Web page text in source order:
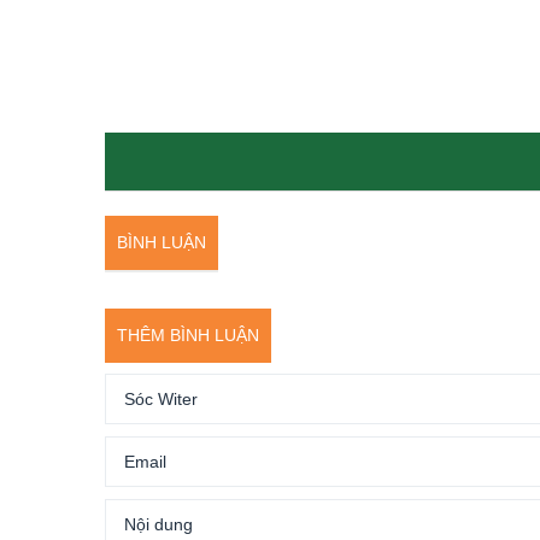
BÌNH LUẬN
THÊM BÌNH LUẬN